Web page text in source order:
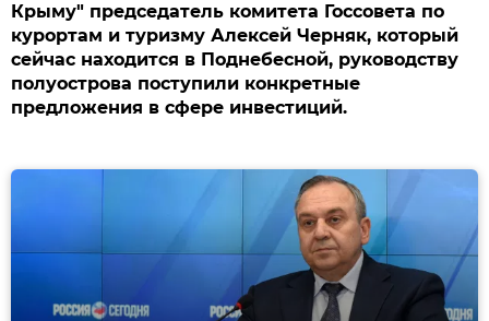
Крыму" председатель комитета Госсовета по
курортам и туризму Алексей Черняк, который
сейчас находится в Поднебесной, руководству
полуострова поступили конкретные
предложения в сфере инвестиций.